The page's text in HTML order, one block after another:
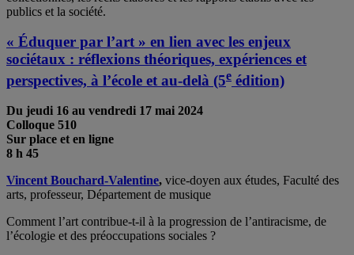
publics et la société.
« Éduquer par l’art » en lien avec les enjeux
sociétaux : réflexions théoriques, expériences et
perspectives, à l’école et au-delà (5e édition)
Du jeudi 16 au vendredi 17 mai 2024
Colloque 510
Sur place et en ligne
8 h 45
Vincent Bouchard-Valentine, vice-doyen aux études, Faculté des
arts, professeur, Département de musique
Comment l’art contribue-t-il à la progression de l’antiracisme, de
l’écologie et des préoccupations sociales ?